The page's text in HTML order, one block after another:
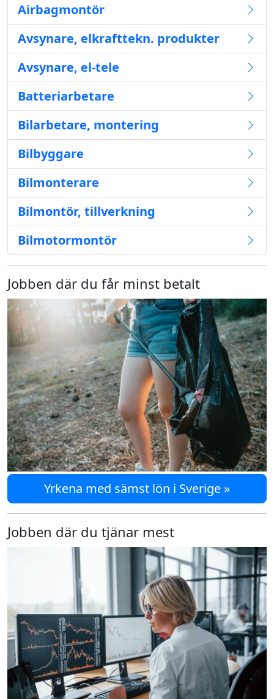
Airbagmontör
Avsynare, elkrafttekn. produkter
Avsynare, el-tele
Batteriarbetare
Bilarbetare, montering
Bilbyggare
Bilmonterare
Bilmontör, tillverkning
Bilmotormontör
Jobben där du får minst betalt
Yrkena med sämst lön i Sverige »
Jobben där du tjänar mest